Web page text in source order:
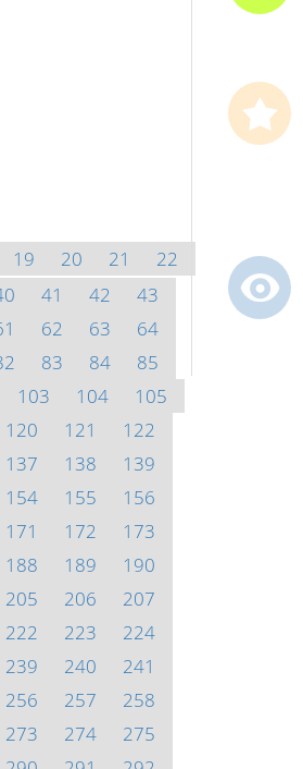
19 20 21
22
41 42
43
62 63
64
83 84
85
103 104
105
120 121
122
137 138
139
154 155
156
171 172
173
188 189
190
205 206
207
222 223
224
239 240
241
256 257
258
273 274
275